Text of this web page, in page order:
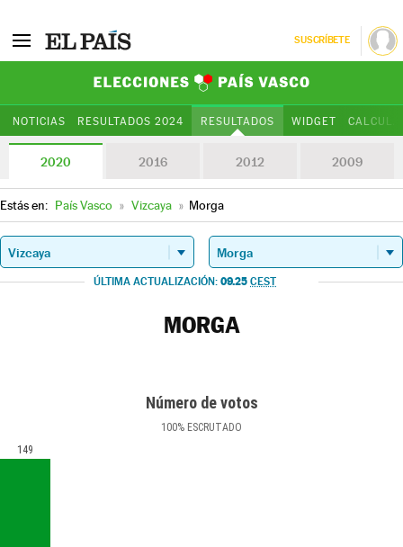
SUSCRÍBETE
NOTICIAS RESULTADOS 2024 RESULTADOS WIDGET
2020 2016 2012 2009
Estás en: País Vasco » Vizcaya » Morga
ÚLTIMA ACTUALIZACIÓN: 09.25 CEST
MORGA
Número de votos
100% ESCRUTADO
149